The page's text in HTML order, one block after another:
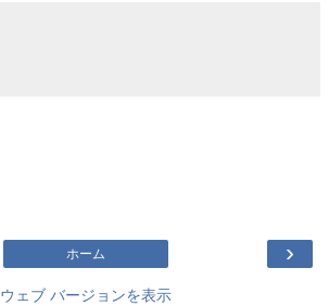
›
ホーム
ウェブ バージョンを表示